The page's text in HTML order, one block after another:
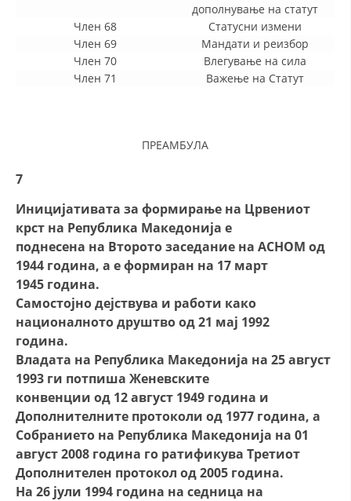
дополнување на статут
Член 68
Статусни измени
Член 69
Мандати и реизбор
Член 70
Влегување на сила
Член 71
Важење на Статут
ПРЕАМБУЛА
7
Иницијативата за формирање на Црвениот
крст на Република Македонија е
поднесена на Второто заседание на АСНОМ од
1944 година, а е формиран на 17 март
1945 година.
Самостојно дејствува и работи како
националното друштво од 21 мај 1992
година.
Владата на Република Македонија на 25 август
1993 ги потпиша Женевските
конвенции од 12 август 1949 година и
Дополнителните протоколи од 1977 година, а
Собранието на Република Македонија на 01
август 2008 година го ратификува Третиот
Дополнителен протокол од 2005 година.
На 26 јули 1994 година на седница на